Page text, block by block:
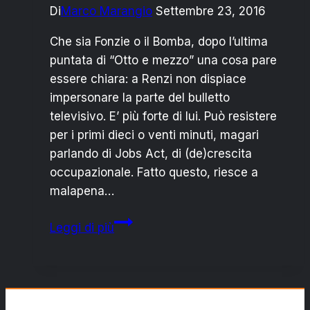
DiMarco Marangio Settembre 23, 2016
Che sia Fonzie o il Bomba, dopo l’ultima
puntata di “Otto e mezzo” una cosa pare
essere chiara: a Renzi non dispiace
impersonare la parte del bulletto
televisivo. E’ più forte di lui. Può resistere
per i primi dieci o venti minuti, magari
parlando di Jobs Act, di (de)crescita
occupazionale. Fatto questo, riesce a
malapena…
Leggi di piùTravaglio